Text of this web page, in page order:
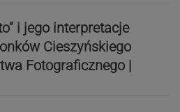
i jego interpretacje
Cieszyńskiego
Fotograficznego |